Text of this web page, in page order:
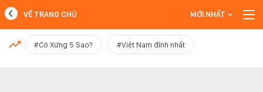
MỚI NHẤT
VỀ TRANG CHỦ MỚI NHẤT
#Có Xứng 5 Sao? #Việt Nam đỉnh nhất